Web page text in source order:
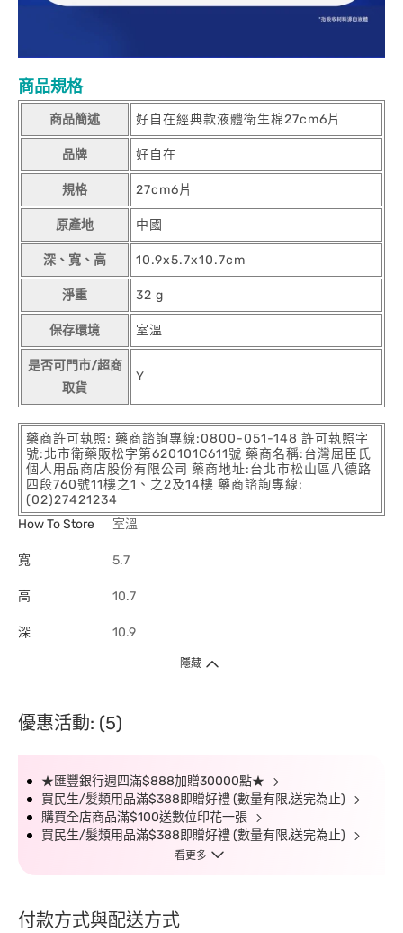
商品規格
商品簡述 好自在經典款液體衛生棉27cm6片
品牌 好自在
規格 27cm6片
原產地 中國
深、寬、高 10.9x5.7x10.7cm
淨重 32 g
保存環境 室溫
是否可門市/超商
取貨
Y
藥商許可執照: 藥商諮詢專線:0800-051-148 許可執照字
號:北市衛藥販松字第620101C611號 藥商名稱:台灣屈臣氏
個人用品商店股份有限公司 藥商地址:台北市松山區八德路
四段760號11樓之1、之2及14樓 藥商諮詢專線:
(02)27421234
How To Store
室溫
寬 5.7
高 10.7
深 10.9
隱藏
優惠活動: (5)
★匯豐銀行週四滿$888加贈30000點★
買民生/髮類用品滿$388即贈好禮 (數量有限,送完為止)
購買全店商品滿$100送數位印花一張
買民生/髮類用品滿$388即贈好禮 (數量有限,送完為止)
看更多
付款方式與配送方式